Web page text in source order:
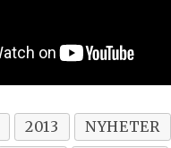
2013
NYHETER